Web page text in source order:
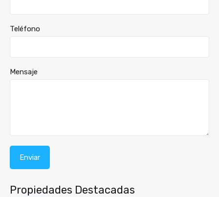
Teléfono
Mensaje
Propiedades Destacadas